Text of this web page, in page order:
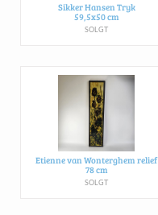
Sikker Hansen Tryk
59,5x50 cm
SOLGT
Etienne van Wonterghem relief
78 cm
SOLGT